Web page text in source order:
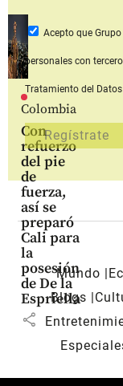
Colombia
Con
refuerzo
del pie
de
fuerza,
así se
preparó
Cali para
la
posesión
de De la
Espriella
share
Acepto que Grupo
personales con
Tratamiento del
Mundo
Blogs